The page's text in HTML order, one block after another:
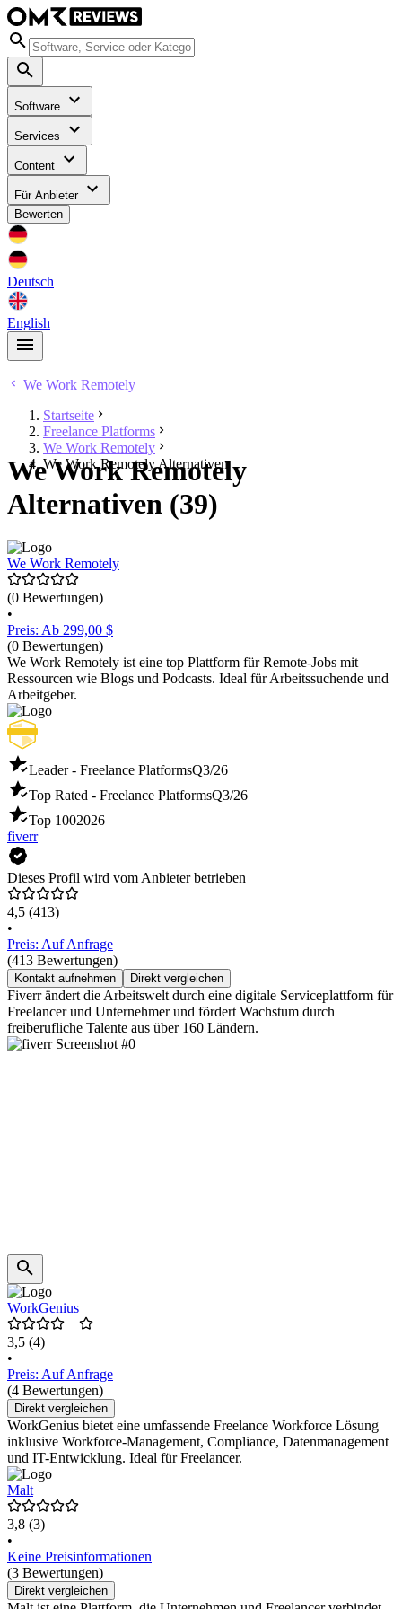
Software
Services
Content
Für Anbieter
Bewerten
Deutsch
English
We Work Remotely
Startseite
Freelance Platforms
We Work Remotely
We Work Remotely Alternativen
We Work Remotely
Alternativen (39)
We Work Remotely
(0 Bewertungen)
•
Preis: Ab 299,00 $
(0 Bewertungen)
We Work Remotely ist eine top Plattform für Remote-Jobs mit
Ressourcen wie Blogs und Podcasts. Ideal für Arbeitssuchende und
Arbeitgeber.
Leader - Freelance PlatformsQ3/26
Top Rated - Freelance PlatformsQ3/26
Top 1002026
fiverr
Dieses Profil wird vom Anbieter betrieben
4,5 (413)
•
Preis: Auf Anfrage
(413 Bewertungen)
Kontakt aufnehmen Direkt vergleichen
Fiverr ändert die Arbeitswelt durch eine digitale Serviceplattform für
Freelancer und Unternehmer und fördert Wachstum durch
freiberufliche Talente aus über 160 Ländern.
WorkGenius
3,5 (4)
•
Preis: Auf Anfrage
(4 Bewertungen)
Direkt vergleichen
WorkGenius bietet eine umfassende Freelance Workforce Lösung
inklusive Workforce-Management, Compliance, Datenmanagement
und IT-Entwicklung. Ideal für Freelancer.
Malt
3,8 (3)
•
Keine Preisinformationen
(3 Bewertungen)
Direkt vergleichen